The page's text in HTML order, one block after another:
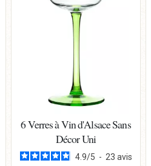
6 Verres à Vin d'Alsace Sans
Décor Uni
4.9/5 - 23 avis